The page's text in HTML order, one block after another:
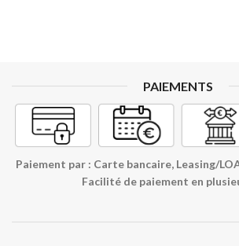
PAIEMENTS
Paiement par : Carte bancaire, Leasing/
Facilité de paiement en